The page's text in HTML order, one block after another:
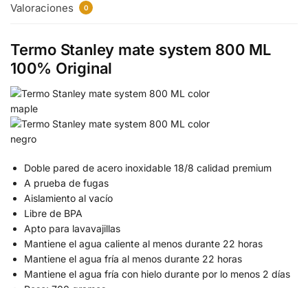
Valoraciones 0
Termo Stanley mate system 800 ML
100% Original
Doble pared de acero inoxidable 18/8 calidad premium
A prueba de fugas
Aislamiento al vacío
Libre de BPA
Apto para lavavajillas
Mantiene el agua caliente al menos durante 22 horas
Mantiene el agua fría al menos durante 22 horas
Mantiene el agua fría con hielo durante por lo menos 2 días